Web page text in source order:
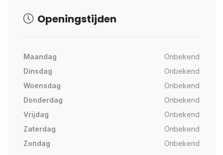
Openingstijden
Maandag
Onbekend
Dinsdag
Onbekend
Woensdag
Onbekend
Donderdag
Onbekend
Vrijdag
Onbekend
Zaterdag
Onbekend
Zondag
Onbekend